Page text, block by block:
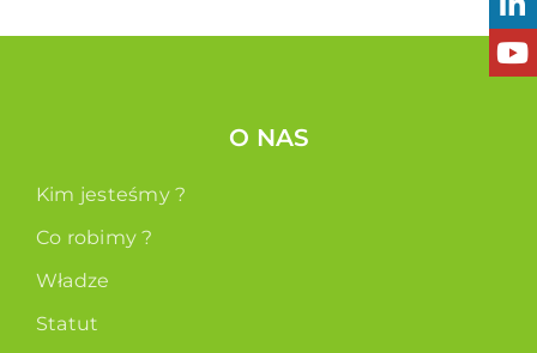
O NAS
Kim jesteśmy ?
Co robimy ?
Władze
Statut